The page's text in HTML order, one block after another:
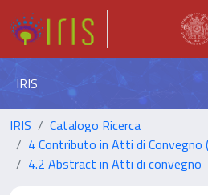
IRIS
IRIS
Catalogo Ricerca
4 Contributo in Atti di Convegno
4.2 Abstract in Atti di convegno